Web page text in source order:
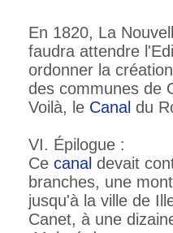
En 1820, La
faudra attendre
ordonner la
des communes de
Voilà, le Canal du
VI. Épilogue :
Ce canal devait
branches, une
jusqu'à la ville de
Canet, à une